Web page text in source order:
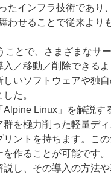
たインフラ技術であり
わせることで従来より
ことで、さまざまなサ
／移動／削除できる
いソフトウェアや独
た。
Linux」を解説す
を極力削った軽量デ
ントを持ちます。こ
作ることが可能です。
し、その導入の方法